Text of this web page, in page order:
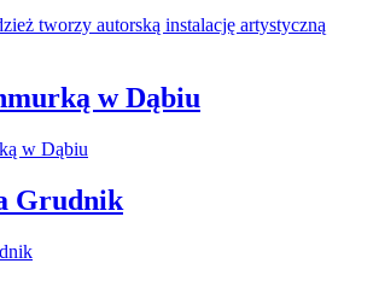
w Dąbiu
Grudnik